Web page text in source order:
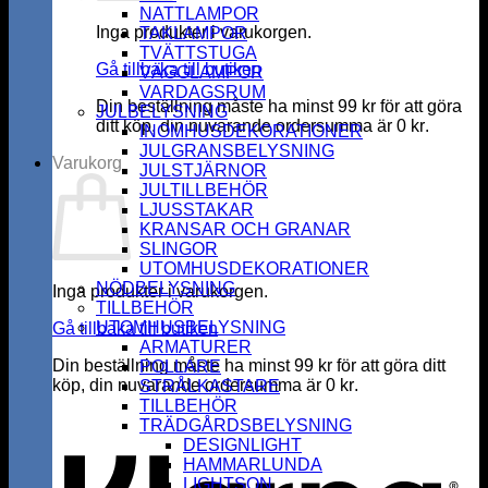
Inga produkter i varukorgen.
Gå tillbaka till butiken
Din beställning måste ha minst99 kr för att göra
ditt köp, din nuvarande ordersumma är 0 kr.
Varukorg
Inga produkter i varukorgen.
Gå tillbaka till butiken
Din beställning måste ha minst99 kr för att göra ditt
köp, din nuvarande ordersumma är 0 kr.
NATTLAMPOR
TAKLAMPOR
TVÄTTSTUGA
VÄGGLAMPOR
VARDAGSRUM
JULBELYSNING
INOMHUSDEKORATIONER
JULGRANSBELYSNING
JULSTJÄRNOR
JULTILLBEHÖR
LJUSSTAKAR
KRANSAR OCH GRANAR
SLINGOR
UTOMHUSDEKORATIONER
NÖDBELYSNING
TILLBEHÖR
UTOMHUSBELYSNING
ARMATURER
POLLARE
STRÅLKASTARE
TILLBEHÖR
TRÄDGÅRDSBELYSNING
DESIGNLIGHT
HAMMARLUNDA
LIGHTSON